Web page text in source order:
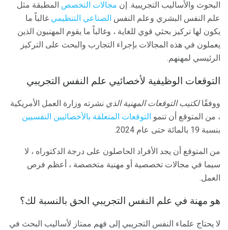
البحوث والأساليب التجريبية. إن مجالات التخصص المطبقة مثل
علم النفس البشري وعلم النفس الصناعي التنظيمي غالباً ما
يكون لها تركيز بحثي قوي للغاية ، وغالباً ما يقوم المهنيون الذين
يعملون في هذه المجالات بإجراء التجارب والبحث على التركيز
الرئيسي لمهنهم.
التوقعات الوظيفية لأخصائيي علم النفس التجريبي
ووفقًالكتيب التوقعات المهنية الذي نشرته وزارة العمل الأمريكية
، من المتوقع أن تنمو التوقعات المتعلقة بالأخصائيين النفسيين
بنسبة 19 بالمائة حتى عام 2024.
من المتوقع أن يجد الأفراد الحاصلون على درجة الدكتوراه ، لا
سيما في مجالات تخصصية أو مهنية متخصصة ، أعظم فرص
العمل.
هو مهنة في علم النفس التجريبي الحق بالنسبة لك؟
لا يحتاج علماء النفس التجريبي إلى فهم ممتاز لأساليب البحث في